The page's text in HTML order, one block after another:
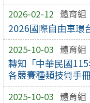
2026-02-12 體育組
2026國際自由車環
2025-10-03 體育組
轉知「中華民國
各競賽種類技術手
2025-10-03 體育組